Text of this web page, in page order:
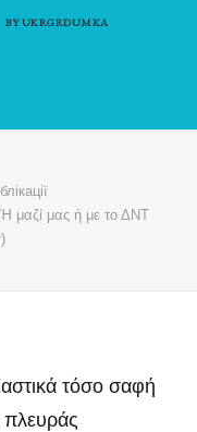
BYUKRGRDUMKA
μαζί μας ή με το ΔΝΤ
τόσο σαφή